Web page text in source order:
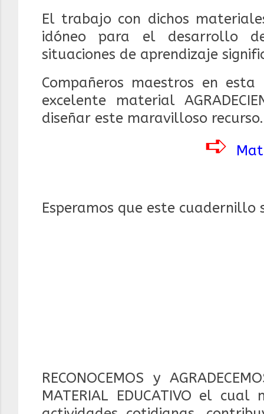
El trabajo con dichos
idóneo para el desarrollo
situaciones de aprendizaje
Compañeros maestros en
excelente material
diseñar este maravilloso recurso.
➪
Esperamos que este
RECONOCEMOS y
MATERIAL EDUCATIVO el